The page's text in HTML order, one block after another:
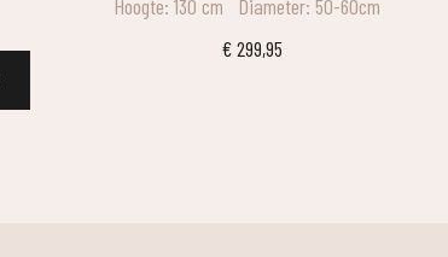
Hoogte: 130 cm
Diameter: 50-60cm
€ 299,95